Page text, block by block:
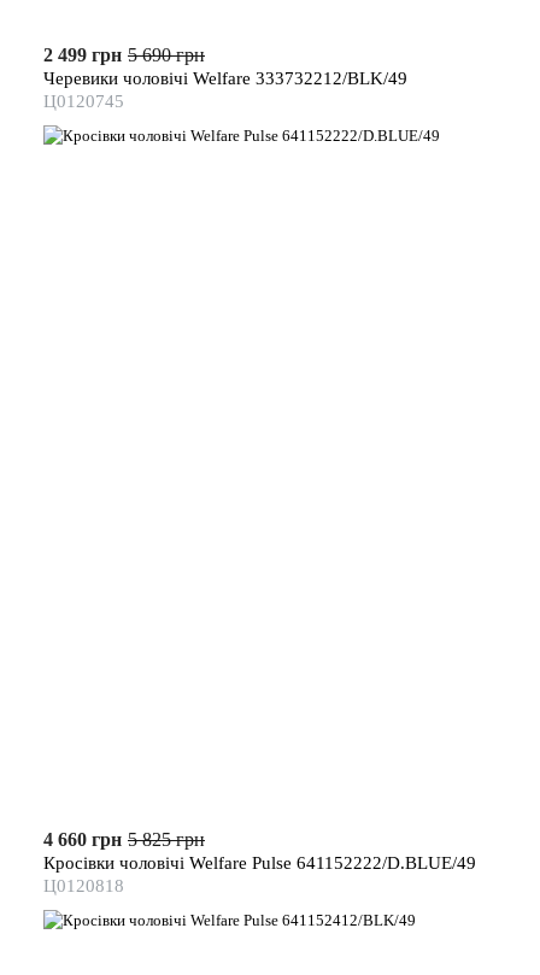
2 499 грн 5 690 грн
Черевики чоловічі Welfare 333732212/BLK/49
Ц0120745
4 660 грн 5 825 грн
Кросівки чоловічі Welfare Pulse 641152222/D.BLUE/49
Ц0120818